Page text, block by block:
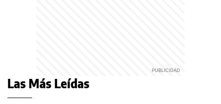
Las Más Leídas